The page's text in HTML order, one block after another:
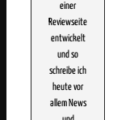
einer
Reviewseite
entwickelt
und so
schreibe ich
heute vor
allem News